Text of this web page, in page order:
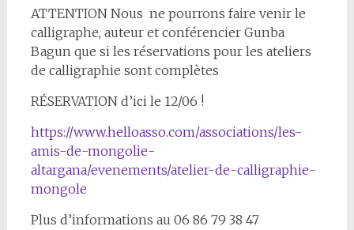
ATTENTION Nous ne pourrons faire venir le
calligraphe, auteur et conférencier Gunba
Bagun que si les réservations pour les ateliers
de calligraphie sont complètes
RÉSERVATION d’ici le 12/06 !
https://www.helloasso.com/associations/les-
amis-de-mongolie-
altargana/evenements/atelier-de-calligraphie-
mongole
Plus d’informations au 06 86 79 38 47